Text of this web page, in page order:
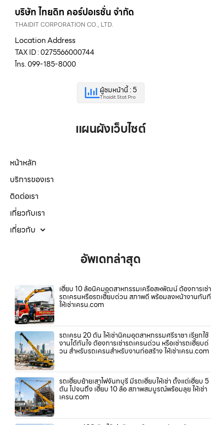
บริษัท ไทยดิท คอร์ปอเรชั่น จำกัด
THAIDIT CORPORATION CO., LTD.
Location Address
TAX ID : 0275566000744
โทร. 099-185-8000
ผู้ชมหน้านี้ : 5
Thaidit Stat Pro
แผนผังเว็บไซต์
หน้าหลัก
บริการของเรา
ติดต่อเรา
เกี่ยวกับเรา
เกี่ยวกับ
อัพเดทล่าสุด
เฮี๊ยบ 10 ล้อนิคมอุตสาหกรรมเครือสหพัฒน์ ต้องการเช่า
รถเครนหรือรถเฮี๊ยบด่วน สภาพดี พร้อมลงหน้างานทันที
ให้เช่าเครน.com
รถเครน 20 ตัน ให้เช่านิคมอุตสาหกรรมศรีราชา เรียกใช้
งานได้ทันใจ ต้องการเช่ารถเครนด่วน หรือเช่ารถเฮี๊ยบด่
วน สำหรับรถเครนสำหรับงานก่อสร้าง ให้เช่าเครน.com
รถเฮี๊ยบย้ายเสาไฟจันทบุรี มีรถเฮี๊ยบให้เช่า ตั้งแต่เฮี๊ยบ 5
ตัน ไปจนถึง เฮี๊ยบ 10 ล้อ สภาพสมบูรณ์พร้อมลุย ให้เช่า
เครน.com